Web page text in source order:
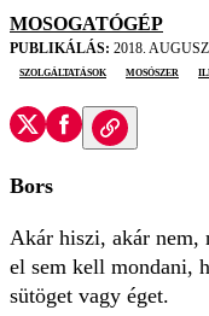
MOSOGATÓGÉP
PUBLIKÁLÁS: 2018.
szolgáltatások
mosószer
Bors
Akár hiszi, akár nem,
el sem kell mondani,
sütöget vagy éget.